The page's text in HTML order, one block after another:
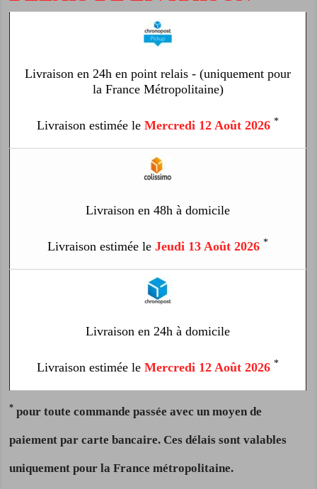
Livraison en 24h en point relais - (uniquement pour
la France Métropolitaine)
Livraison estimée le Mercredi 12 Août 2026 *
Livraison en 48h à domicile
Livraison estimée le Jeudi 13 Août 2026 *
Livraison en 24h à domicile
Livraison estimée le Mercredi 12 Août 2026 *
* pour toute commande passée avec un moyen de
paiement par carte bancaire. Ces délais sont valables
uniquement pour la France métropolitaine.